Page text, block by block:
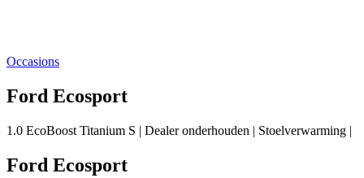
Occasions
Ford Ecosport
1.0 EcoBoost Titanium S | Dealer onderhouden | Stoelverwarming |
Ford Ecosport